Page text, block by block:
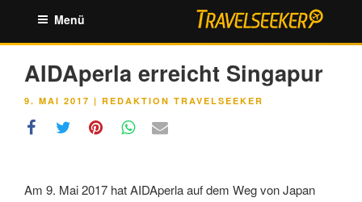
springen
Menü
AIDAperla erreicht Singapur
VERÖFFENTLICHT
9. MAI 2017 | REDAKTION TRAVELSEEKER
Am 9. Mai 2017 hat AIDAperla auf dem Weg von Japan